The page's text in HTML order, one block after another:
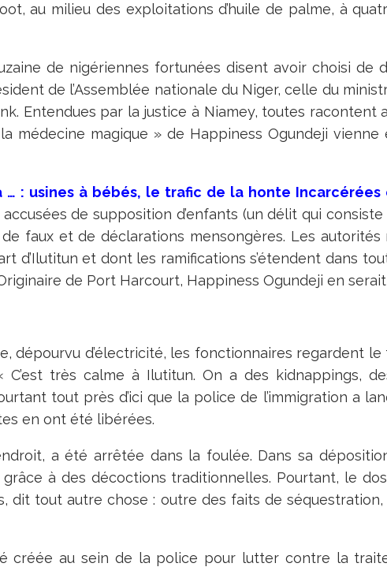
au milieu des exploitations d’huile de palme, à
de nigériennes fortunées disent avoir choisi de
de l’Assemblée nationale du Niger, celle du
Entendues par la justice à Niamey, toutes
médecine magique » de Happiness Ogundeji
… : usines à bébés, le trafic de la honte Incarcérées
de supposition d’enfants (un délit qui
faux et de déclarations mensongères. Les autorités
d’Ilutitun et dont les ramifications s’étendent dans
de Port Harcourt, Happiness Ogundeji en serait
d’électricité, les fonctionnaires regardent le
très calme à Ilutitun. On a des kidnappings,
tout près d’ici que la police de l’immigration a
en ont été libérées.
a été arrêtée dans la foulée. Dans sa
à des décoctions traditionnelles. Pourtant, le
dit tout autre chose : outre des faits de
créée au sein de la police pour lutter contre la